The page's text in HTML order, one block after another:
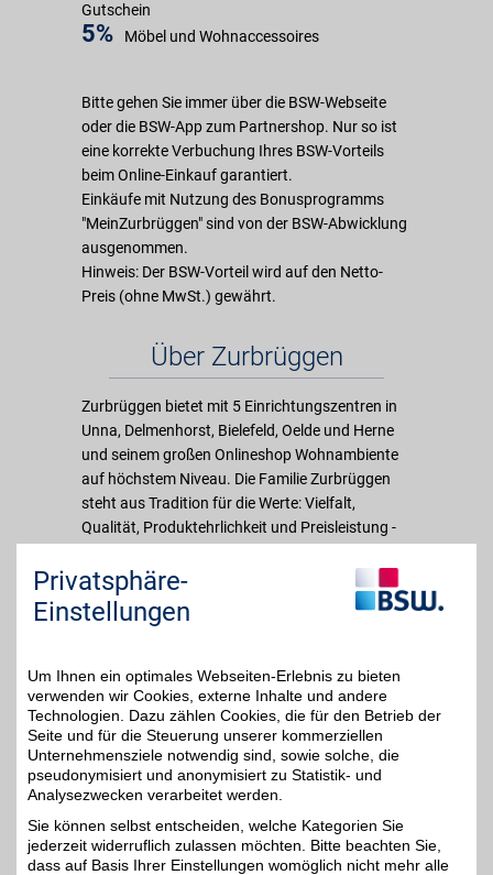
Gutschein
5% Möbel und Wohnaccessoires
Bitte gehen Sie immer über die BSW-Webseite
oder die BSW-App zum Partnershop. Nur so ist
eine korrekte Verbuchung Ihres BSW-Vorteils
beim Online-Einkauf garantiert.
Einkäufe mit Nutzung des Bonusprogramms
"MeinZurbrüggen" sind von der BSW-Abwicklung
ausgenommen.
Hinweis: Der BSW-Vorteil wird auf den Netto-
Preis (ohne MwSt.) gewährt.
Über Zurbrüggen
Zurbrüggen bietet mit 5 Einrichtungszentren in
Unna, Delmenhorst, Bielefeld, Oelde und Herne
und seinem großen Onlineshop Wohnambiente
auf höchstem Niveau. Die Familie Zurbrüggen
steht aus Tradition für die Werte: Vielfalt,
Qualität, Produktehrlichkeit und Preisleistung -
Neben den international führenden
Möbelmarken für alle Wohnbereiche entdecken
die Kunden die Vielfalt aus den Bereichen
Garten, Lampen sowie Dekoration - und kaufen
nach Herzenslust rund um die Uhr Ihre
Lieblingseinrichtung im Zurbrüggen Onlineshop
ein.
Merkmale
Privatsphäre-
Einstellungen
Um Ihnen ein optimales Webseiten-Erlebnis zu bieten
verwenden wir Cookies, externe Inhalte und andere
Technologien. Dazu zählen Cookies, die für den Betrieb der
Seite und für die Steuerung unserer kommerziellen
Unternehmensziele notwendig sind, sowie solche, die
pseudonymisiert und anonymisiert zu Statistik- und
Analysezwecken verarbeitet werden.
Sie können selbst entscheiden, welche Kategorien Sie
jederzeit widerruflich zulassen möchten. Bitte beachten Sie,
dass auf Basis Ihrer Einstellungen womöglich nicht mehr alle